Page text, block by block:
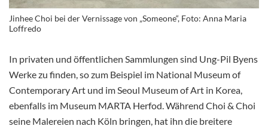
Jinhee Choi bei der Vernissage von „Someone“, Foto: Anna Maria
Loffredo
In privaten und öffentlichen Sammlungen sind Ung-Pil Byens
Werke zu finden, so zum Beispiel im National Museum of
Contemporary Art und im Seoul Museum of Art in Korea,
ebenfalls im Museum MARTA Herfod. Während Choi & Choi
seine Malereien nach Köln bringen, hat ihn die breitere